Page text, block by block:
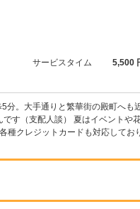
サービスタイム
5,500
。大手通りと繁華街の殿町へも
す（支配人談） 夏はイベントや
クレジットカードも対応してお